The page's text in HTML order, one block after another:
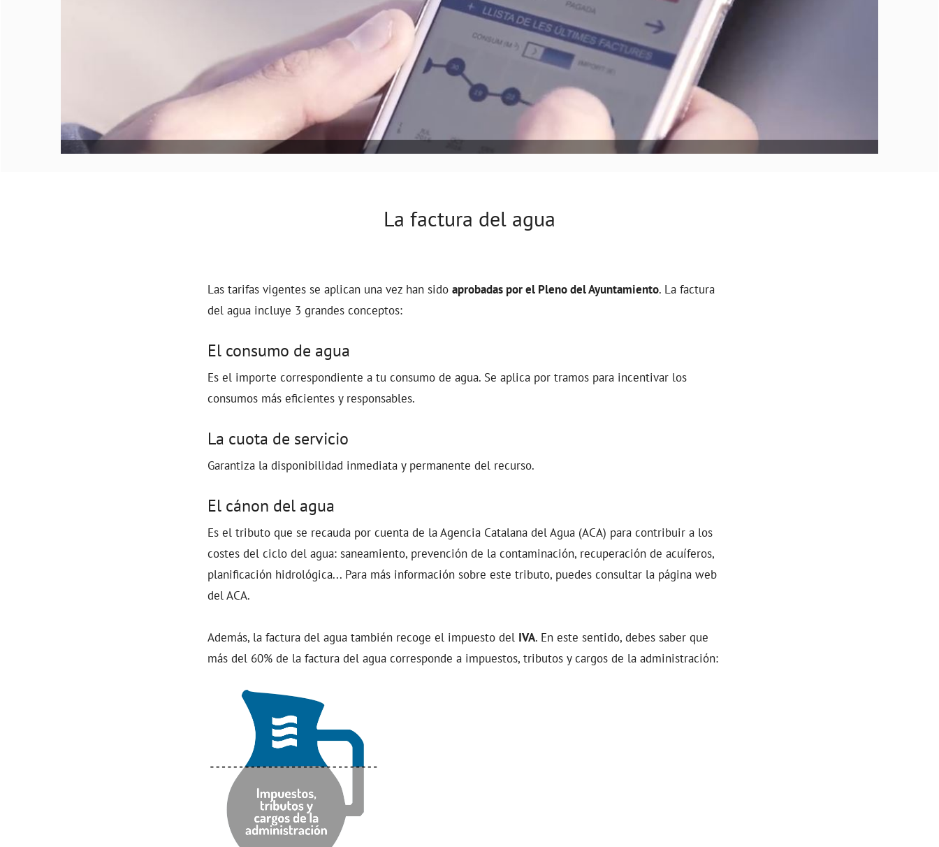
La factura del agua
Las tarifas vigentes se aplican una vez han sido aprobadas por el Pleno del Ayuntamiento. La factura
del agua incluye 3 grandes conceptos:
El consumo de agua
Es el importe correspondiente a tu consumo de agua. Se aplica por tramos para incentivar los
consumos más eficientes y responsables.
La cuota de servicio
Garantiza la disponibilidad inmediata y permanente del recurso.
El cánon del agua
Es el tributo que se recauda por cuenta de la Agencia Catalana del Agua (ACA) para contribuir a los
costes del ciclo del agua: saneamiento, prevención de la contaminación, recuperación de acuíferos,
planificación hidrológica... Para más información sobre este tributo, puedes consultar la página web
del ACA.
Además, la factura del agua también recoge el impuesto del IVA. En este sentido, debes saber que
más del 60% de la factura del agua corresponde a impuestos, tributos y cargos de la administración: